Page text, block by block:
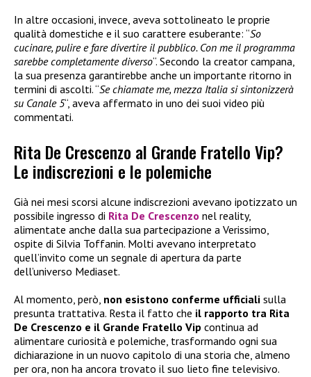
In altre occasioni, invece, aveva sottolineato le proprie
qualità domestiche e il suo carattere esuberante: “So
cucinare, pulire e fare divertire il pubblico. Con me il programma
sarebbe completamente diverso“. Secondo la creator campana,
la sua presenza garantirebbe anche un importante ritorno in
termini di ascolti. “Se chiamate me, mezza Italia si sintonizzerà
su Canale 5“, aveva affermato in uno dei suoi video più
commentati.
Rita De Crescenzo al Grande Fratello Vip?
Le indiscrezioni e le polemiche
Già nei mesi scorsi alcune indiscrezioni avevano ipotizzato un
possibile ingresso di Rita De Crescenzo nel reality,
alimentate anche dalla sua partecipazione a Verissimo,
ospite di Silvia Toffanin. Molti avevano interpretato
quell’invito come un segnale di apertura da parte
dell’universo Mediaset.
Al momento, però, non esistono conferme ufficiali sulla
presunta trattativa. Resta il fatto che il rapporto tra Rita
De Crescenzo e il Grande Fratello Vip continua ad
alimentare curiosità e polemiche, trasformando ogni sua
dichiarazione in un nuovo capitolo di una storia che, almeno
per ora, non ha ancora trovato il suo lieto fine televisivo.